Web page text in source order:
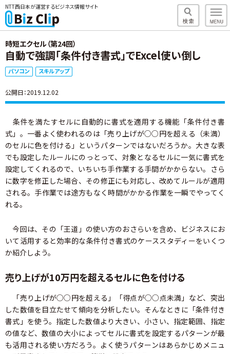
NTT西日本が運営するビジネス情報サイト
時短エクセル（第24回）
自動で強調「条件付き書式」でExcel使い倒し
パソコン スキルアップ
公開日：2019.12.02
条件を満たすセルに自動的に書式を適用する機能「条件付き書
式」。一番よく使われるのは「売り上げが○○円を超える（未満）
のセルに色を付ける」というパターンではないだろうか。大きな表
でも設定したルールにのっとって、対象となるセルに一気に書式を
設定してくれるので、いちいち手作業する手間がかからない。さら
に数字を修正した場合、その修正にも対応し、改めてルールが適用
される。手作業では途方もなく時間がかかる作業を一瞬でやってく
れる。
今回は、その「王道」の使い方のおさらいを含め、ビジネスにお
いて活用すると効率的な条件付き書式のケーススタディーをいくつ
か紹介しよう。
売り上げが10万円を超えるセルに色を付ける
「売り上げが○○円を超える」「得点が○○点未満」など、突出
した数値を目立たせて傾向を分析したい。そんなときに「条件付き
書式」を使う。指定した数値より大きい、小さい、指定範囲、指定
の値など、数値の大小によってセルに書式を設定するパターンが最
も活用される使い方だろう。よく使うパターンはあらかじめメニュ